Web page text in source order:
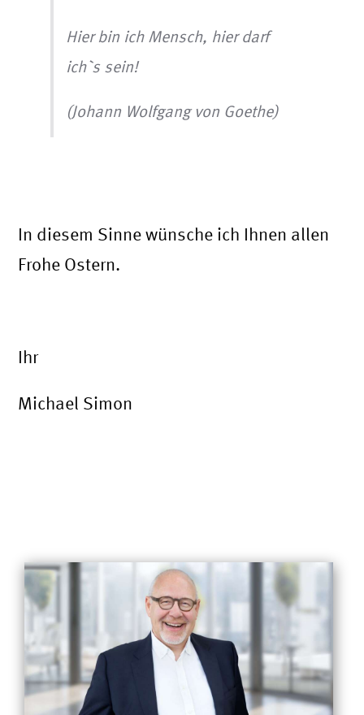
Hier bin ich Mensch, hier darf
ich`s sein!
(Johann Wolfgang von Goethe)
In diesem Sinne wünsche ich Ihnen allen
Frohe Ostern.
Ihr
Michael Simon